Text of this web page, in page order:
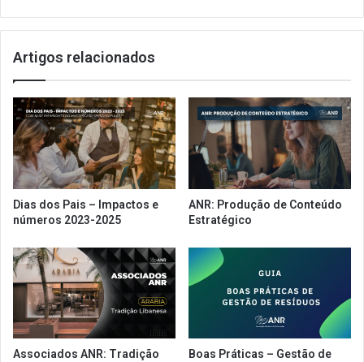
Artigos relacionados
Dias dos Pais – Impactos e
números 2023-2025
ANR: Produção de Conteúdo
Estratégico
Associados ANR: Tradição
Boas Práticas – Gestão de